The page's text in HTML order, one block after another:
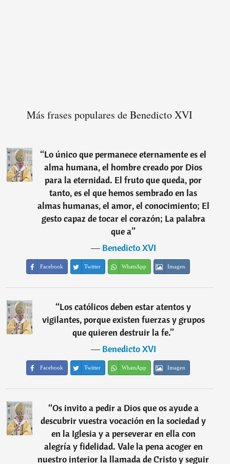
Más frases populares de Benedicto XVI
“Lo único que permanece eternamente es el
alma humana, el hombre creado por Dios
para la eternidad. El fruto que queda, por
tanto, es el que hemos sembrado en las
almas humanas, el amor, el conocimiento; El
gesto capaz de tocar el corazón; La palabra
que a”
―Benedicto XVI
Facebook Twitter WhatsApp Imagen
“Los católicos deben estar atentos y
vigilantes, porque existen fuerzas y grupos
que quieren destruir la fe.”
―Benedicto XVI
Facebook Twitter WhatsApp Imagen
“Os invito a pedir a Dios que os ayude a
descubrir vuestra vocación en la sociedad y
en la Iglesia y a perseverar en ella con
alegría y fidelidad. Vale la pena acoger en
nuestro interior la llamada de Cristo y seguir